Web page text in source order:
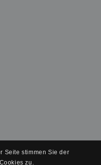
Seite stimmen Sie der
zu.